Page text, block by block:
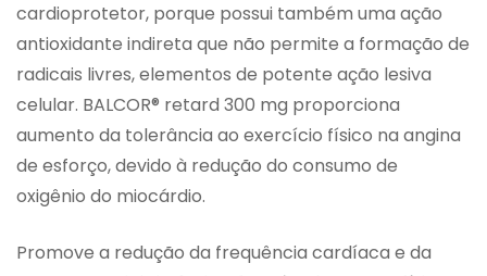
cardioprotetor, porque possui também uma ação
antioxidante indireta que não permite a formação de
radicais livres, elementos de potente ação lesiva
celular. BALCOR® retard 300 mg proporciona
aumento da tolerância ao exercício físico na angina
de esforço, devido à redução do consumo de
oxigênio do miocárdio.
Promove a redução da frequência cardíaca e da